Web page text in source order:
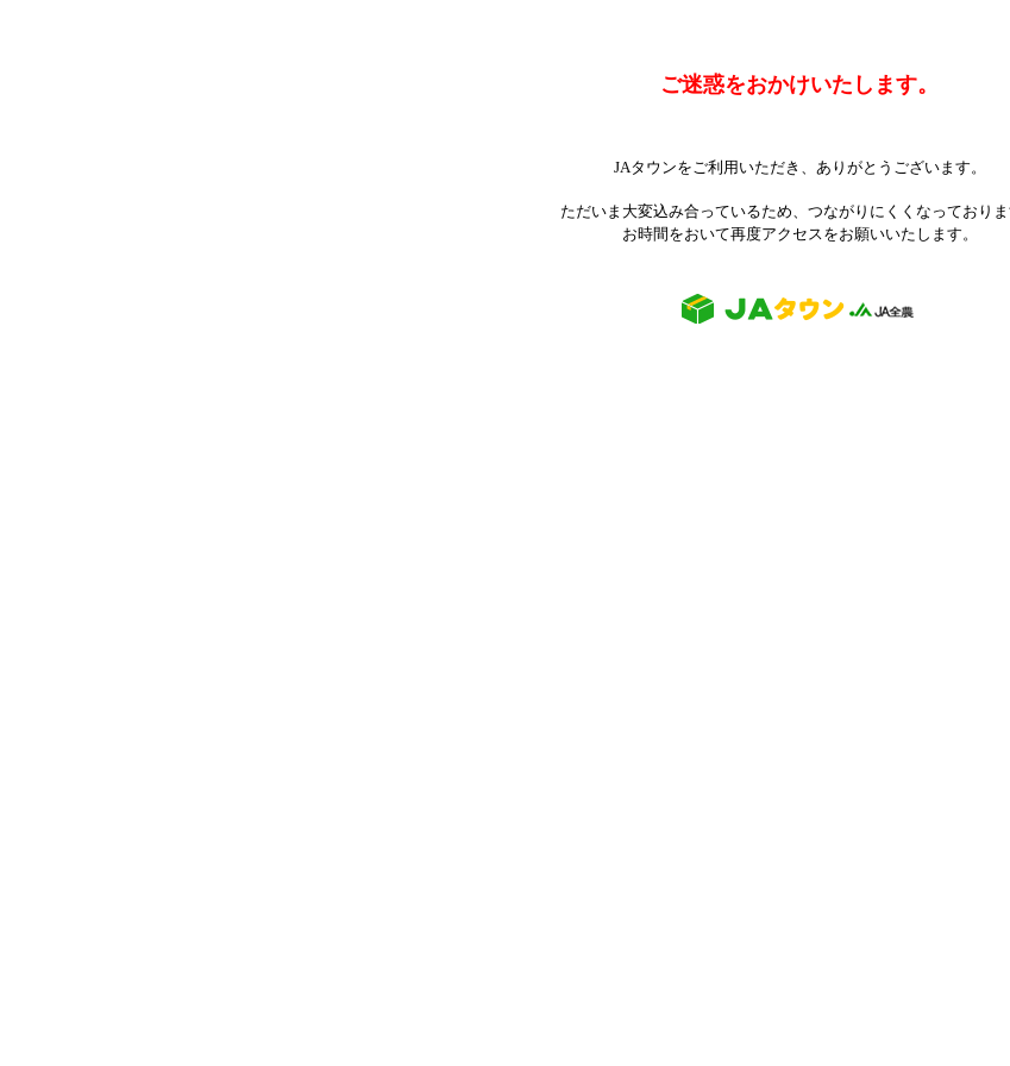
ご迷惑をおかけいたします。
JAタウンをご利用いただき、ありがとうございます。
ただいま大変込み合っているため、つながりにくくなっておりま
お時間をおいて再度アクセスをお願いいたします。